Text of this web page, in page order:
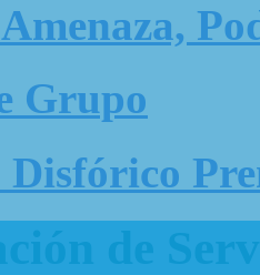
Grupo
de